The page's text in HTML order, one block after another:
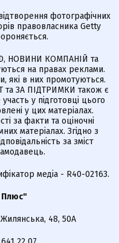
фотографічних
правовласника Getty
НОВИНИ КОМПАНІЙ та
на правах реклами.
які в них промотуються.
ЗА ПІДТРИМКИ також є
у підготовці цього
у цих матеріалах.
за факти та оціночні
матеріалах. Згідно з
за зміст
медіа - R40-02163.
Плюс"
48, 50А